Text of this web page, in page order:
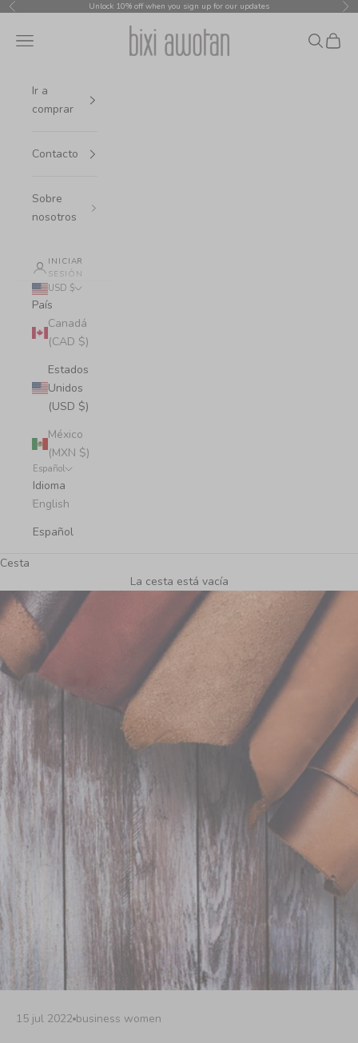
Ir al contenido
Anterior Unlock 10% off when you sign up for our updates
bixi awotan
Menú Buscar
Cesta
Ir a
comprar
Contacto
Sobre
nosotros
INICIAR
SESIÓN
USD $
País
Canadá
(CAD $)
Estados
Unidos
(USD $)
México
(MXN $)
Español
Idioma
English
Español
Cesta
La cesta está vacía
15 jul 2022 business women